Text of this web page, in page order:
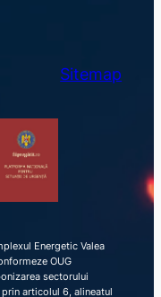
Sitemap
Energetic Valea
OUG
sectorului
articolul 6, alineatul